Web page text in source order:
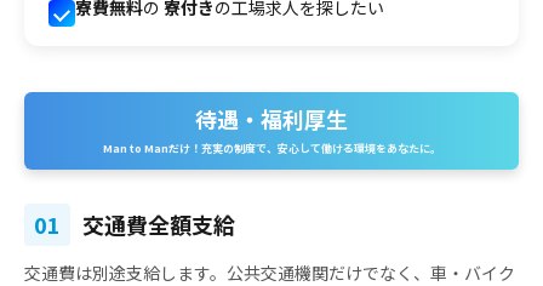
寮費無料の 寮付きの工場求人を探したい
待遇・福利厚生
Man to Manだけ！充実の制度で、安心して働ける環境をあなたに。
01 交通費全額支給
交通費は別途支給します。公共交通機関だけでなく、車・バイク